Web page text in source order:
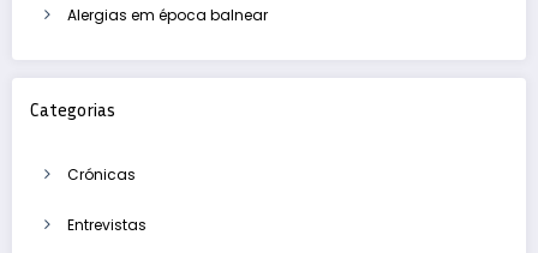
Alergias em época balnear
Categorias
Crónicas
Entrevistas